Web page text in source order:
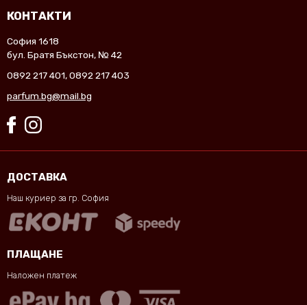
КОНТАКТИ
София 1618
бул. Братя Бъкстон, № 42
0892 217 401,0892 217 403
parfum.bg@mail.bg
ДОСТАВКА
Наш куриер за гр. София
ПЛАЩАНЕ
Наложен платеж